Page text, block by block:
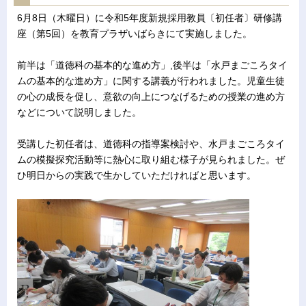
6月8日（木曜日）に令和5年度新規採用教員〔初任者〕研修講
座（第5回）を教育プラザいばらきにて実施しました。
前半は「道徳科の基本的な進め方」,後半は「水戸まごころタイ
ムの基本的な進め方」に関する講義が行われました。児童生徒
の心の成長を促し、意欲の向上につなげるための授業の進め方
などについて説明しました。
受講した初任者は、道徳科の指導案検討や、水戸まごころタイ
ムの模擬探究活動等に熱心に取り組む様子が見られました。ぜ
ひ明日からの実践で生かしていただければと思います。